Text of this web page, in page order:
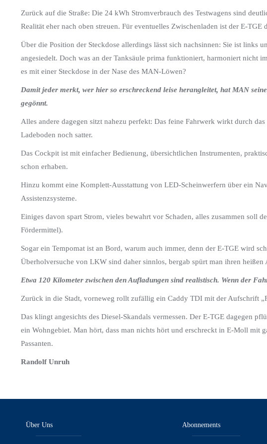
Zurück auf die Straße: Die 24 kWh Stromverbrauch des Testwagens sind
Realität eher nach oben streuen. Für eventuelles Zwischenladen ist der E-
Über die Position der Steckdose allerdings lässt sich nachsinnen: Sie ist links
angesiedelt. Doch was an der Tanksäule prima funktioniert, harmoniert nicht
es mit einer Steckdose in der Nase des MAN-Löwen?
Damit jeder merkt, wer hier so erschreckend leise herangleitet, hat MAN
gegönnt.
Alles andere dagegen sitzt nahezu perfekt: Das feine Fahrwerk wirkt durch
Ladeboden noch satter.
Das Cockpit ist mit einfacher Bedienung, übersichtlichen Instrumenten,
schon erhaben.
Hinzu kommt eine Komplett-Ausstattung von LED-Scheinwerfern über ein
Assistenzsysteme.
Einiges davon spart Strom, vieles bewahrt vor Schaden, alles zusammen soll
Fördermittel).
Sogar ein Tempomat ist an Bord, warum auch immer, denn der E-TGE wird
Überholversuche von LKW sind daher sinnlos, bergab spürt man ihren heißen
Etwa 120 Kilometer zwischen den Aufladungen sind realistisch. Wenn der
Zurück in die Stadt, vorneweg rollt zufällig ein Caddy TDI mit der Aufschrift
Das klingt angesichts des Diesel-Skandals vermessen. Der E-TGE dagegen
ein Wohngebiet. Man hört, dass man nichts hört und erschreckt in E-Moll mit
Passanten.
Randolf Unruh
Über Uns Abonnements